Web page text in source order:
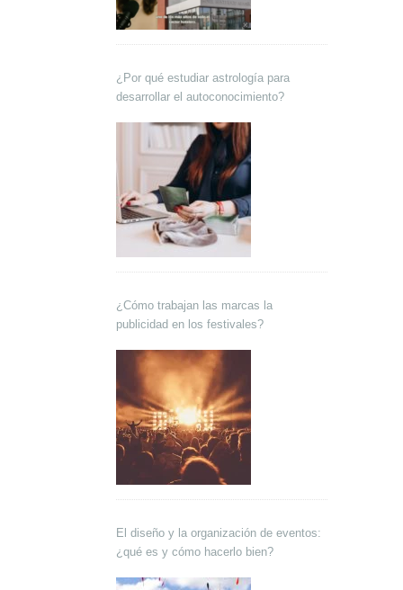
¿Por qué estudiar astrología para
desarrollar el autoconocimiento?
¿Cómo trabajan las marcas la
publicidad en los festivales?
El diseño y la organización de eventos:
¿qué es y cómo hacerlo bien?